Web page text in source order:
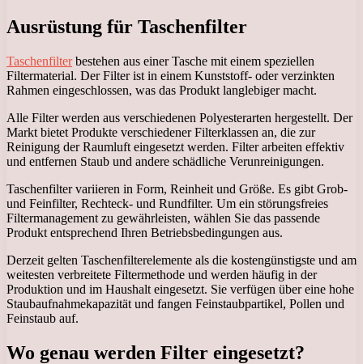
Ausrüstung für Taschenfilter
Taschenfilterbestehen aus einer Tasche mit einem speziellen
Filtermaterial. Der Filter ist in einem Kunststoff- oder verzinkten
Rahmen eingeschlossen, was das Produkt langlebiger macht.
Alle Filter werden aus verschiedenen Polyesterarten hergestellt. Der
Markt bietet Produkte verschiedener Filterklassen an, die zur
Reinigung der Raumluft eingesetzt werden. Filter arbeiten effektiv
und entfernen Staub und andere schädliche Verunreinigungen.
Taschenfilter variieren in Form, Reinheit und Größe. Es gibt Grob-
und Feinfilter, Rechteck- und Rundfilter. Um ein störungsfreies
Filtermanagement zu gewährleisten, wählen Sie das passende
Produkt entsprechend Ihren Betriebsbedingungen aus.
Derzeit gelten Taschenfilterelemente als die kostengünstigste und am
weitesten verbreitete Filtermethode und werden häufig in der
Produktion und im Haushalt eingesetzt. Sie verfügen über eine hohe
Staubaufnahmekapazität und fangen Feinstaubpartikel, Pollen und
Feinstaub auf.
Wo genau werden Filter eingesetzt?